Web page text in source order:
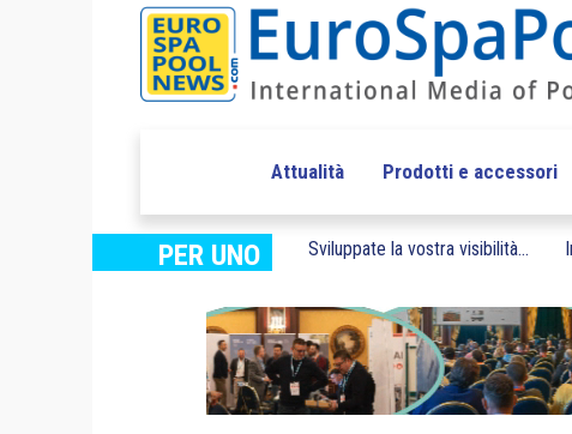
Attualità Prodotti e accessori
PER UNO Sviluppate la vostra visibilità...